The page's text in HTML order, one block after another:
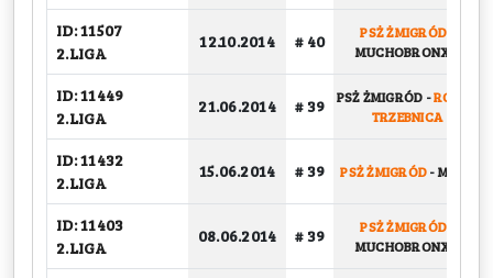
ID: 11507
2.LIGA
12.10.2014 # 40 PSŻ ŻMIGRÓD
MUCHOBRONX II
ID: 11449
2.LIGA
21.06.2014 # 39 PSŻ ŻMIGRÓD -ROBOT
TRZEBNICA
ID: 11432
2.LIGA
15.06.2014 # 39 PSŻ ŻMIGRÓD-MNTR
ID: 11403
2.LIGA
08.06.2014 # 39 PSŻ ŻMIGRÓD
MUCHOBRONX II